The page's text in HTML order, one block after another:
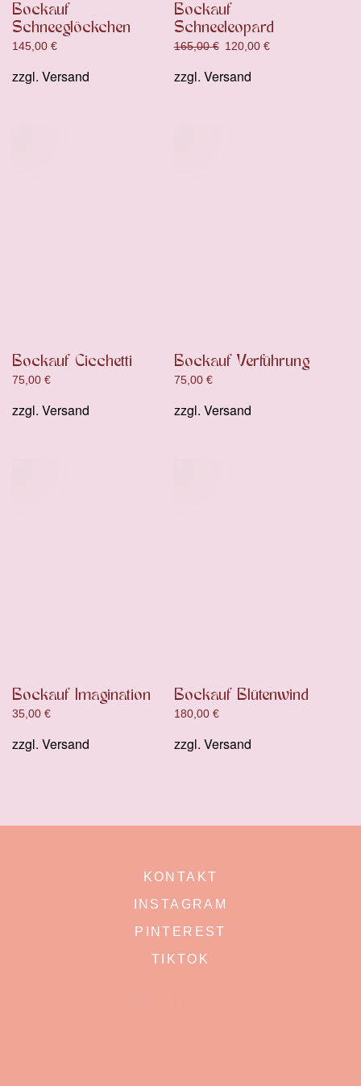
Bockauf
Schneeglöckchen
145,00 €
zzgl. Versand
Bockauf
Schneeleopard
165,00€ Ursprünglicher
war:
120,00 €
zzgl. Versand
Bockauf Cicchetti
75,00 €
zzgl. Versand
Bockauf Verführung
75,00 €
zzgl. Versand
Bockauf Imagination
35,00 €
zzgl. Versand
Bockauf Blütenwind
180,00 €
zzgl. Versand
KONTAKT
INSTAGRAM
PINTEREST
TIKTOK